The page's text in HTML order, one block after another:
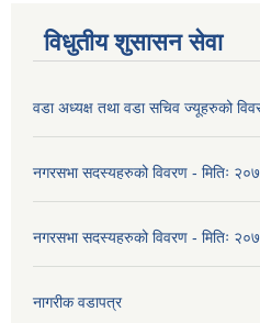
विधुतीय शुसासन सेवा
वडा अध्यक्ष तथा वडा सचिव ज्यूहरुको
नगरसभा सदस्यहरुको विवरण - मितिः
नगरसभा सदस्यहरुको विवरण - मितिः
नागरीक वडापत्र